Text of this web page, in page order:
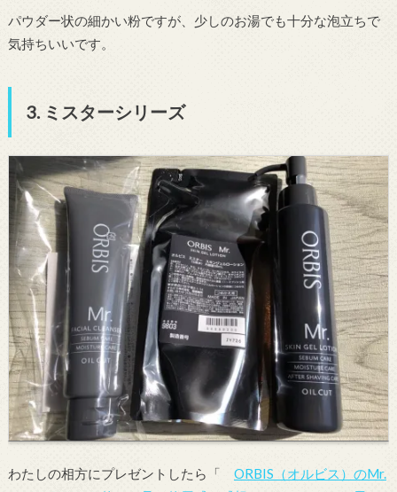
パウダー状の細かい粉ですが、少しのお湯でも十分な泡立ちで
気持ちいいです。
3. ミスターシリーズ
わたしの相方にプレゼントしたら「 ORBIS（オルビス）のMr.